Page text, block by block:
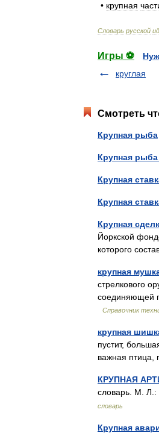
• крупная
Словарь русской
Игры ⚽
круглая
Смотреть
Крупная рыба
Крупная
Крупная
Крупная
Крупная
Йоркской
которого
крупная
стрелкового
соединяющей
Справочник
крупная
пустит,
важная птица,
КРУПНАЯ
словарь. М.
словарь
Крупная